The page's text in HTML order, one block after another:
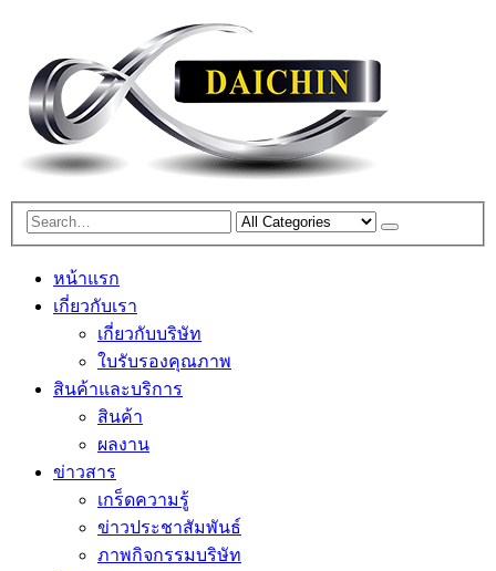
หน้าแรก
เกี่ยวกับเรา
เกี่ยวกับบริษัท
ใบรับรองคุณภาพ
สินค้าและบริการ
สินค้า
ผลงาน
ข่าวสาร
เกร็ดความรู้
ข่าวประชาสัมพันธ์
ภาพกิจกรรมบริษัท